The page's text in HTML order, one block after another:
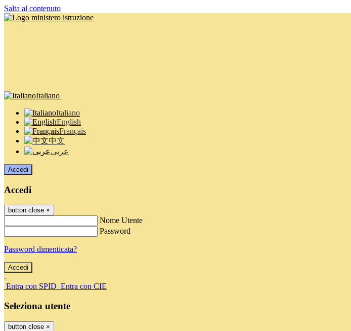
Salta al contenuto
Italiano
Italiano
English
Français
中文
عربى
Accedi
Accedi
button close ×
Nome Utente
Password
Password dimenticata?
-
Entra con SPID Entra con CIE
Seleziona utente
button close ×